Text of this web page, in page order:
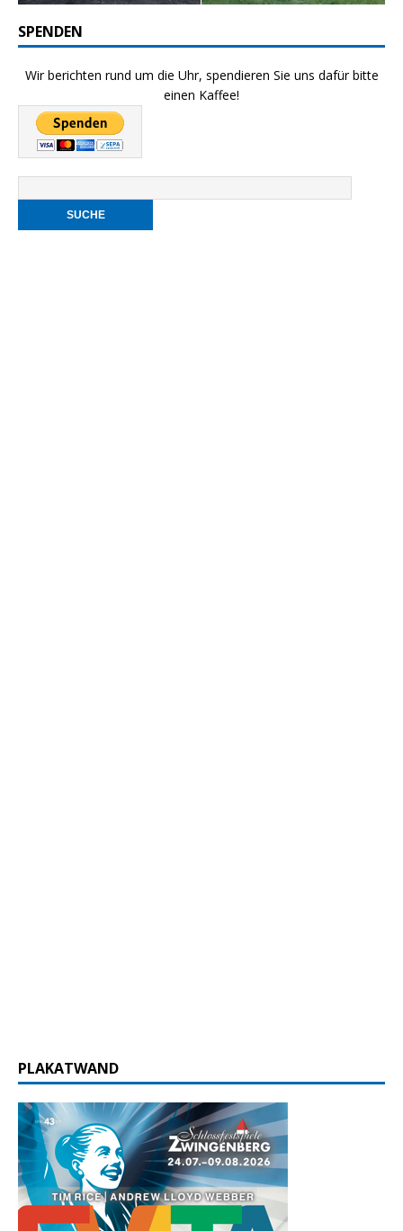
SPENDEN
Wir berichten rund um die Uhr, spendieren Sie uns dafür bitte
einen Kaffee!
PLAKATWAND